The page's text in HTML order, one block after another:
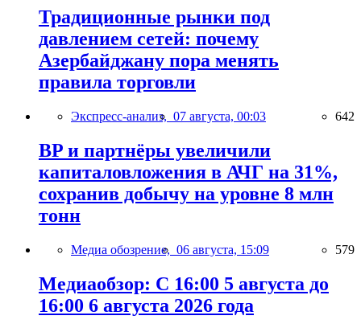
Традиционные рынки под
давлением сетей: почему
Азербайджану пора менять
правила торговли
Экспресс-анализ, 07 августа, 00:03 642
BP и партнёры увеличили
капиталовложения в АЧГ на 31%,
сохранив добычу на уровне 8 млн
тонн
Медиа обозрение, 06 августа, 15:09 579
Медиаобзор: С 16:00 5 августа до
16:00 6 августа 2026 года